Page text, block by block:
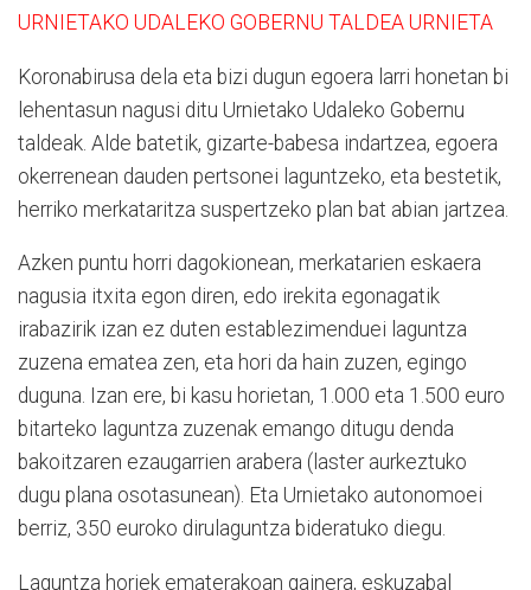
URNIETAKO UDALEKO GOBERNU TALDEA URNIETA
Koronabirusa dela eta bizi dugun egoera larri honetan bi
lehentasun nagusi ditu Urnietako Udaleko Gobernu
taldeak. Alde batetik, gizarte-babesa indartzea, egoera
okerrenean dauden pertsonei laguntzeko, eta bestetik,
herriko merkataritza suspertzeko plan bat abian jartzea.
Azken puntu horri dagokionean, merkatarien eskaera
nagusia itxita egon diren, edo irekita egonagatik
irabazirik izan ez duten establezimenduei laguntza
zuzena ematea zen, eta hori da hain zuzen, egingo
duguna. Izan ere, bi kasu horietan, 1.000 eta 1.500 euro
bitarteko laguntza zuzenak emango ditugu denda
bakoitzaren ezaugarrien arabera (laster aurkeztuko
dugu plana osotasunean). Eta Urnietako autonomoei
berriz, 350 euroko dirulaguntza bideratuko diegu.
Laguntza horiek ematerakoan gainera, eskuzabal